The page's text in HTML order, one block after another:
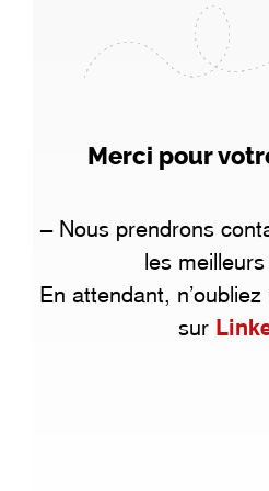
Merci pour
– Nous prendrons
les
En attendant,
sur